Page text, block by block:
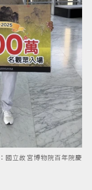
國立故宮博物院百年院慶